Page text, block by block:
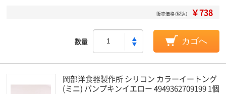
販売価格（税込） ￥738
数量 カゴへ
岡部洋食器製作所 シリコン カラーイートング
(ミニ) パンプキンイエロー 4949362709199 1個